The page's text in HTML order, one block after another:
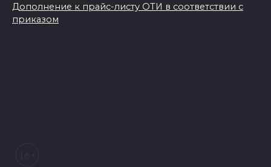
Дополнение к прайс-листу ОТИ в соответствии с
приказом